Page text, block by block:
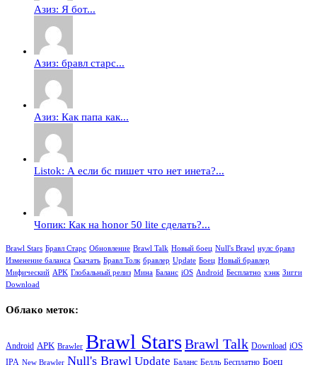
Азиз: Я бот...
Азиз: бравл старс...
Азиз: Как папа как...
Listok: А если бс пишет что нет инета?...
Чопик: Как на honor 50 lite сделать?...
Brawl Stars Бравл Старс Обновление Brawl Talk Новый боец Null's Brawl нулс бравл
Изменение баланса Скачать Бравл Толк бравлер Update Боец Новый бравлер
Мифический APK Глобальный релиз Мина Баланс iOS Android Бесплатно хэнк Зигги
Download
Облако меток:
Android APK Brawler Brawl StarsBrawl Talk Download iOS
IPA New Brawler Null's Brawl Update Баланс Белль Бесплатно Боец